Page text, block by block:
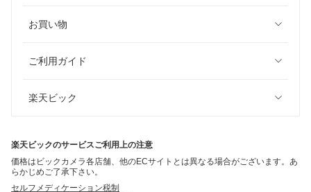
お買い物
ご利用ガイド
楽天ビック
楽天ビックのサービスご利用上の注意
価格はビックカメラ各店舗、他のECサイトとは異なる場合がございます。あ
らかじめご了承下さい。
セルフメディケーション税制